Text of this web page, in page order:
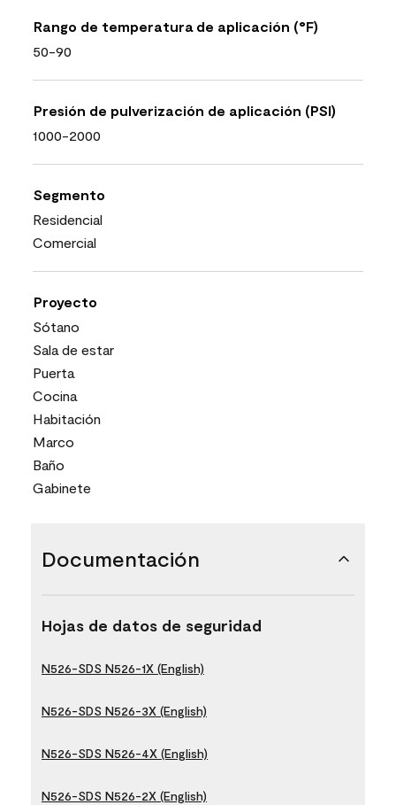
Rango de temperatura de aplicación (°F)
50-90
Presión de pulverización de aplicación (PSI)
1000-2000
Segmento
Residencial
Comercial
Proyecto
Sótano
Sala de estar
Puerta
Cocina
Habitación
Marco
Baño
Gabinete
Documentación
Hojas de datos de seguridad
N526-SDS N526-1X (English)
N526-SDS N526-3X (English)
N526-SDS N526-4X (English)
N526-SDS N526-2X (English)